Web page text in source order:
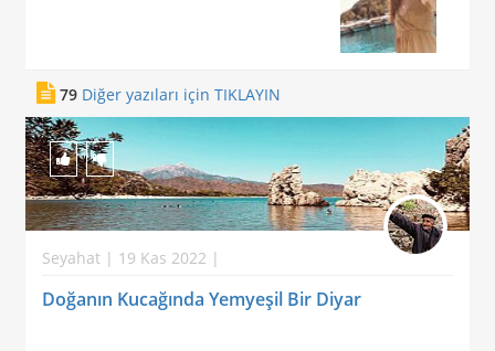
79 Diğer yazıları için TIKLAYIN
Seyahat | 19 Kas 2022 |
Doğanın Kucağında Yemyeşil Bir Diyar